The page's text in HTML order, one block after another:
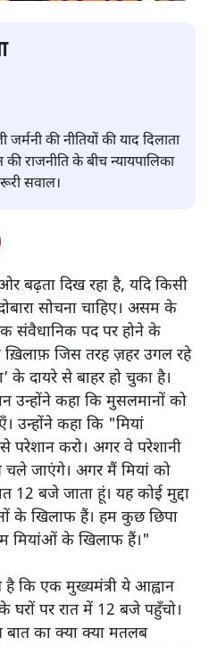
की नीतियों की याद दिलाता
राजनीति के बीच न्यायपालिका
सवाल।
बढ़ता दिख रहा है, यदि किसी
सोचना चाहिए। असम के
संवैधानिक पद पर होने के
जिस तरह ज़हर उगल रहे
के दायरे से बाहर हो चुका है।
उन्होंने कहा कि मुसलमानों को
उन्होंने कहा कि "मियां
परेशान करो। अगर वे परेशानी
जाएंगे। अगर मैं मियां को
12 बजे जाता हूं। यह कोई मुद्दा
के खिलाफ हैं। हम कुछ छिपा
मियांओं के खिलाफ हैं।"
है कि एक मुख्यमंत्री ये आह्वान
घरों पर रात में 12 बजे पहुँचो।
का क्या क्या मतलब